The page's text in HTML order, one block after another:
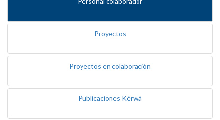
Proyectos
Proyectos en colaboración
Publicaciones Kérwá